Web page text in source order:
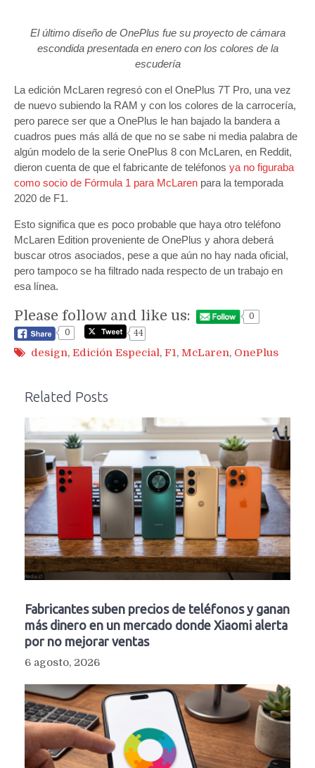
El último diseño de OnePlus fue su proyecto de cámara
escondida presentada en enero con los colores de la
escudería
La edición McLaren regresó con el OnePlus 7T Pro, una vez
de nuevo subiendo la RAM y con los colores de la carrocería,
pero parece ser que a OnePlus le han bajado la bandera a
cuadros pues más allá de que no se sabe ni media palabra de
algún modelo de la serie OnePlus 8 con McLaren, en Reddit,
dieron cuenta de que el fabricante de teléfonos ya no figuraba
como socio de Fórmula 1 para McLaren para la temporada
2020 de F1.
Esto significa que es poco probable que haya otro teléfono
McLaren Edition proveniente de OnePlus y ahora deberá
buscar otros asociados, pese a que aún no hay nada oficial,
pero tampoco se ha filtrado nada respecto de un trabajo en
esa línea.
Please follow and like us:
0
0
44
design, Edición Especial, F1, McLaren, OnePlus
Related Posts
Fabricantes suben precios de teléfonos y ganan
más dinero en un mercado donde Xiaomi alerta
por no mejorar ventas
6 agosto, 2026